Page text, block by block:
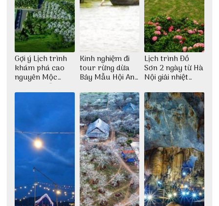
Gợi ý Lịch trình
khám phá cao
nguyên Mộc
Châu 2N1Đ cực
chi tiết
Kinh nghiệm đi
tour rừng dừa
Bảy Mẫu Hội An
Lịch trình Đồ
Sơn 2 ngày từ Hà
Nội giải nhiệt